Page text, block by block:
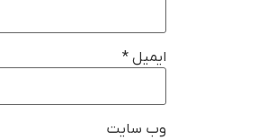
ایمیل *
وب‌ سایت